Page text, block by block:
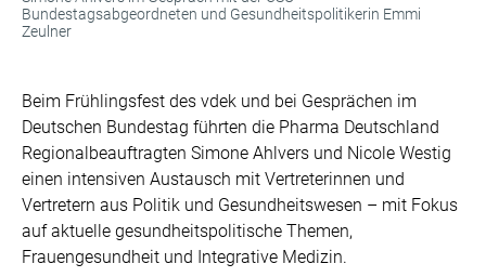
Bundestagsabgeordneten und Gesundheitspolitikerin Emmi
Zeulner
Beim Frühlingsfest des vdek und bei Gesprächen im
Deutschen Bundestag führten die Pharma Deutschland
Regionalbeauftragten Simone Ahlvers und Nicole Westig
einen intensiven Austausch mit Vertreterinnen und
Vertretern aus Politik und Gesundheitswesen – mit Fokus
auf aktuelle gesundheitspolitische Themen,
Frauengesundheit und Integrative Medizin.